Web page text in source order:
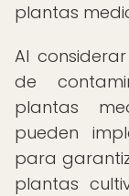
plantas
Al
de
plantas
pueden
para
plantas